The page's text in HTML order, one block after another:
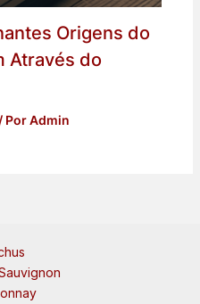
Origens do
Através do
/ PorAdmin